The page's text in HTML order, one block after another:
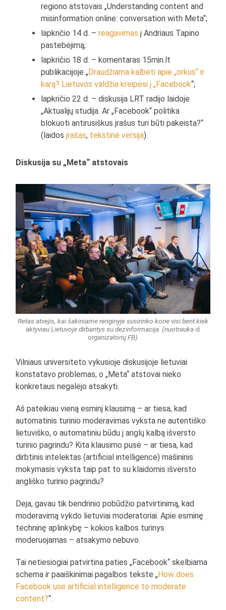
regiono atstovais „Understanding content and
misinformation online: conversation with Meta“;
lapkričio 14 d. –reagavimas į Andriaus Tapino
pastebėjimą;
lapkričio 18 d. – komentaras 15min.lt
publikacijoje „Draudžiama kalbėti apie „orkus“ ir
karą? Lietuvos valdžia kreipėsi į „Facebook“;
lapkričio 22 d. – diskusija LRT radijo laidoje
„Aktualijų studija. Ar „Facebook“ politika
blokuoti antirusiškus įrašus turi būti pakeista?“
(laidosįrašas, tekstinė versija).
Diskusija su „Meta“ atstovais
Retas atvejis, kai šakiniame renginyje susirinko kone visi bent kiek
aktyviau Lietuvoje dirbantys su dezinformacija. (nuotrauka iš
organizatorių FB)
Vilniaus universiteto vykusioje diskusijoje lietuviai
konstatavo problemas, o „Meta“ atstovai nieko
konkretaus negalėjo atsakyti.
Aš pateikiau vieną esminį klausimą – ar tiesa, kad
automatinis turinio moderavimas vyksta ne autentiško
lietuviško, o automatiniu būdu į anglų kalbą išversto
turinio pagrindu? Kita klausimo pusė – ar tiesa, kad
dirbtinis intelektas (artificial intelligence) mašininis
mokymasis vyksta taip pat to su klaidomis išversto
angliško turinio pagrindu?
Deja, gavau tik bendrinio pobūdžio patvirtinimą, kad
moderavimą vykdo lietuviai moderatoriai. Apie esminę
techninę aplinkybę – kokios kalbos turinys
moderuojamas – atsakymo nebuvo.
Tai netiesiogiai patvirtina paties „Facebook“ skelbiama
schema ir paaiškinimai pagalbos tekste „How does
Facebook use artificial intelligence to moderate
content?“: